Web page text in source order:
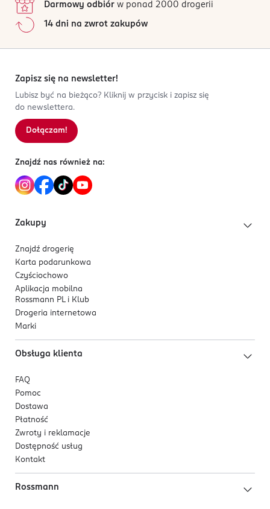
Darmowy odbiór w ponad 2000 drogerii
14 dni na zwrot zakupów
Zapisz się na newsletter!
Lubisz być na bieżąco? Kliknij w przycisk i zapisz się
do newslettera.
Dołączam!
Znajdź nas również na:
Zakupy
Znajdź drogerię
Karta podarunkowa
Czyściochowo
Aplikacja mobilna
Rossmann PL i Klub
Drogeria internetowa
Marki
Obsługa klienta
FAQ
Pomoc
Dostawa
Płatność
Zwroty i reklamacje
Dostępność usług
Kontakt
Rossmann